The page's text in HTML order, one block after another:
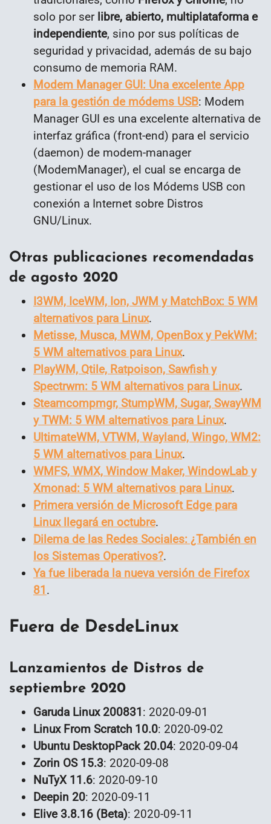
solo por ser libre, abierto, multiplataforma e
independiente, sino por sus políticas de
seguridad y privacidad, además de su bajo
consumo de memoria RAM.
Modem Manager GUI: Una excelente App
para la gestión de módems USB: Modem
Manager GUI es una excelente alternativa de
interfaz gráfica (front-end) para el servicio
(daemon) de modem-manager
(ModemManager), el cual se encarga de
gestionar el uso de los Módems USB con
conexión a Internet sobre Distros
GNU/Linux.
Otras publicaciones recomendadas
de agosto 2020
I3WM, IceWM, Ion, JWM y MatchBox: 5 WM
alternativos para Linux.
Metisse, Musca, MWM, OpenBox y PekWM:
5 WM alternativos para Linux.
PlayWM, Qtile, Ratpoison, Sawfish y
Spectrwm: 5 WM alternativos para Linux.
Steamcompmgr, StumpWM, Sugar, SwayWM
y TWM: 5 WM alternativos para Linux.
UltimateWM, VTWM, Wayland, Wingo, WM2:
5 WM alternativos para Linux.
WMFS, WMX, Window Maker, WindowLab y
Xmonad: 5 WM alternativos para Linux.
Primera versión de Microsoft Edge para
Linux llegará en octubre.
Dilema de las Redes Sociales: ¿También en
los Sistemas Operativos?.
Ya fue liberada la nueva versión de Firefox
81 .
Fuera de DesdeLinux
Lanzamientos de Distros de
septiembre 2020
Garuda Linux 200831: 2020-09-01
Linux From Scratch 10.0: 2020-09-02
Ubuntu DesktopPack 20.04: 2020-09-04
Zorin OS 15.3: 2020-09-08
NuTyX 11.6: 2020-09-10
Deepin 20: 2020-09-11
Elive 3.8.16 (Beta): 2020-09-11